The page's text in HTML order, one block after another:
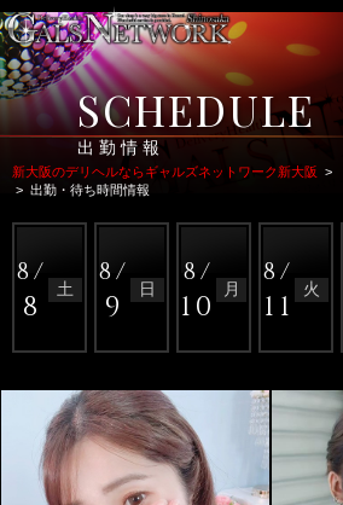
新大阪のデリヘルならギャルズネットワーク新大阪 >
> 出勤・待ち時間情報
SCHEDULE
出勤情報
8/
8 土
8/
9 日
8/
10 月
8/
11 火